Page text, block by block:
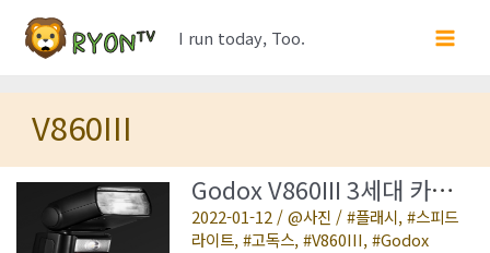
I run today, Too.
Main
V860III
Godox V860III 3세대 카메
라 플래시 스피드라이트
2022-01-12/ 사진 / 플래시, 스피드
라이트, 고독스, V860III, Godox